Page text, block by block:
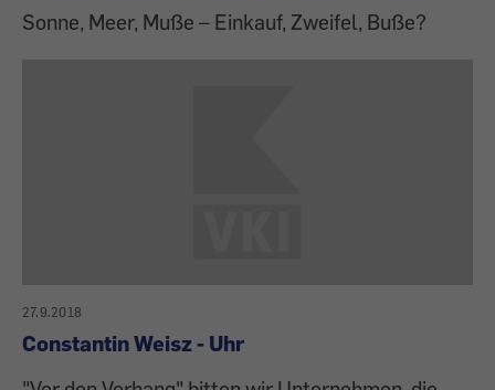
Sonne, Meer, Muße – Einkauf, Zweifel, Buße?
27.9.2018
Constantin Weisz - Uhr